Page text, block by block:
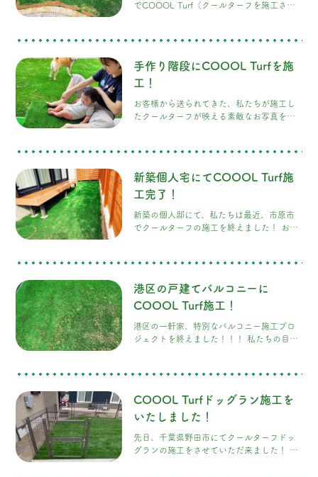
でCOOOL Turf（クールターフを施工させ
年、施工が完成しました。 こだわりが詰ま
が随所に見られました。
手作り階段にCOOOL Turfを施
工！
お客様から送られてきた、私たちが施工し
たクールターフが映える素敵なお写真をい
へ出るのに少し高さがあるとのことで、お
ッキへの導線としてクールターフをご提案
させていただきました！ そして、そのアイ
も良かったです！
新築個人宅にてCOOOL Turf施
工完了！
新築の個人邸にて、私たちは最近、市原市
でクールターフの施工を終えました！ お客
することができました！
港区の戸建てバルコニーに
COOOL Turf施工！
港区の一軒家、特別なバルコニー施工プロ
ジェクトを終えました！！！ 私たちの目指
工し、明るく美しい眺めを作り上げること
って非常に美しい風景になりました！ この
施工により、バルコニーは明るく開放感の
り、 お客様からも「明るく良い眺めになっ
た」と大変喜んでいただきました
弊社も
COOOL Turfドッグラン施工を
いたしました！
先日、千葉県野田市にてクールターフドッ
グランの施工をさせていただ来ました！ 犬